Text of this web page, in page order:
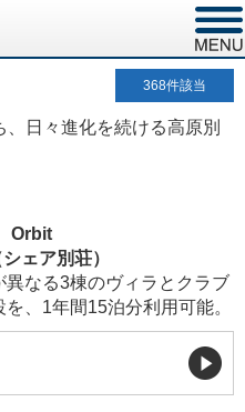
368件該当
日々進化を続ける高原別
Orbit
ェア別荘）
異なる3棟のヴィラとクラブ
、1年間15泊分利用可能。